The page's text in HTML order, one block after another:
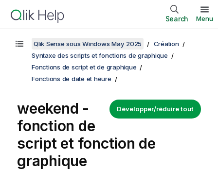
Search Menu
Qlik Sense sous Windows May 2025
Création
Syntaxe des scripts et fonctions de graphique
Fonctions de script et de graphique
Fonctions de date et heure
Développer/réduire tout
weekend -
fonction de
script et fonction de
graphique